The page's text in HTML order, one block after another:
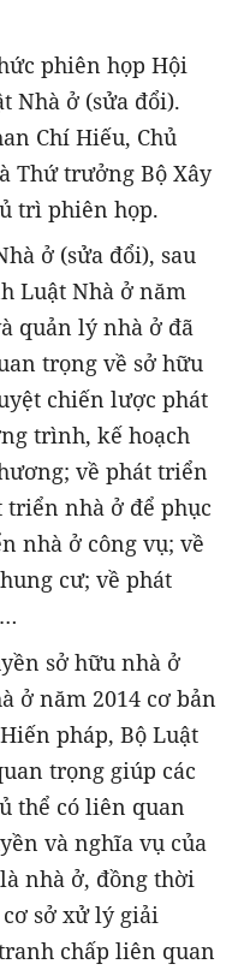
phiên họp Hội
Nhà ở (sửa đổi).
Chí Hiếu, Chủ
Thứ trưởng Bộ Xây
trì phiên họp.
ở (sửa đổi), sau
Luật Nhà ở năm
quản lý nhà ở đã
trọng về sở hữu
chiến lược phát
trình, kế hoạch
về phát triển
nhà ở để phục
nhà ở công vụ; về
cư; về phát
sở hữu nhà ở
ở năm 2014 cơ bản
pháp, Bộ Luật
trọng giúp các
thể có liên quan
và nghĩa vụ của
nhà ở, đồng thời
sở xử lý giải
chấp liên quan